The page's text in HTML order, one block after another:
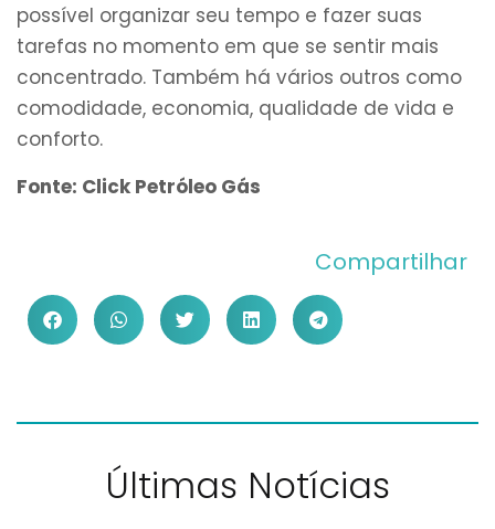
possível organizar seu tempo e fazer suas
tarefas no momento em que se sentir mais
concentrado. Também há vários outros como
comodidade, economia, qualidade de vida e
conforto.
Fonte: Click Petróleo Gás
Compartilhar
Últimas Notícias